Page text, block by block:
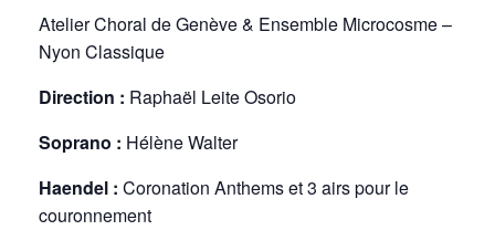
Atelier Choral de Genève & Ensemble Microcosme –
Nyon Classique
Direction : Raphaël Leite Osorio
Soprano : Hélène Walter
Haendel : Coronation Anthems et 3 airs pour le
couronnement